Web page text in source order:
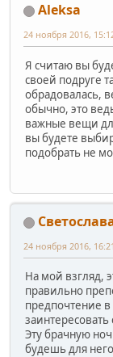
Aleksa
24 ноября 2016,
Я считаю вы
своей подруге
обрадовалась,
обычно, это
важные вещи
вы будете
подобрать не
24 ноября 2016,
На мой взгляд,
правильно
предпочтение
Эту брачную
будешь для